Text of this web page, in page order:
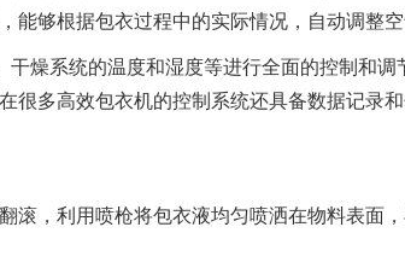
够根据包衣过程中的实际情况，自动调整空
燥系统的温度和湿度等进行全面的控制和
多高效包衣机的控制系统还具备数据记录
，利用喷枪将包衣液均匀喷洒在物料表面